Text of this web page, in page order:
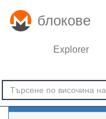
блокове
Explorer
Трудност